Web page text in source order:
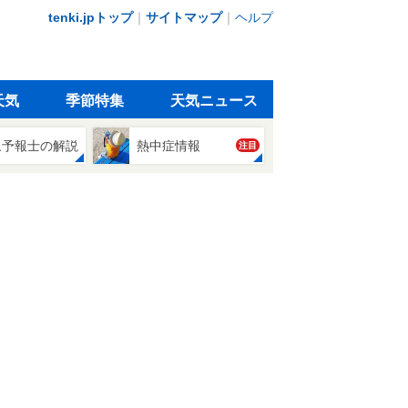
tenki.jpトップ｜ サイトマップ｜ ヘルプ
気 季節特集 天気ニュース
報士の解説 熱中症情報 注目